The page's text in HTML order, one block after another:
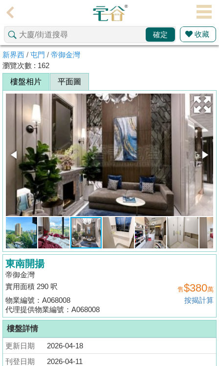
理
主
頁
搵
樓/
放
谷
按
揭
地
產
博
客
地
產
新
聞
確定 收藏
新界西 / 屯門 / 帝御金灣
瀏覽次數 : 162
樓盤相片
平面圖
東南開揚
帝御金灣
實用面積 290 呎
售$380萬
物業編號：A068008
代理提供物業編號：A068008
按揭計算
樓盤詳情
更新日期
2026-04-18
刊登日期
2026-04-11